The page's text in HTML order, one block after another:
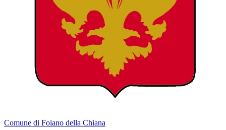
Comune di Foiano della Chiana